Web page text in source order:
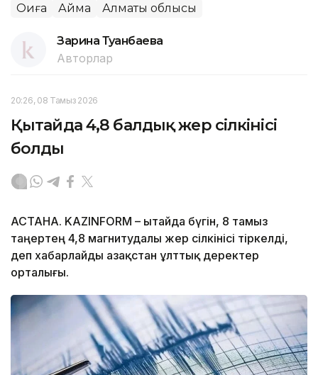
Оқиға Аймақ Алматы облысы
Зарина Туғанбаева
Авторлар
20:26, 08 Тамыз 2026
Қытайда 4,8 балдық жер сілкінісі
болды
АСТАНА. KAZINFORM – Қытайда бүгін, 8 тамыз
таңертең 4,8 магнитудалы жер сілкінісі тіркелді,
деп хабарлайды Қазақстан ұлттық деректер
орталығы.